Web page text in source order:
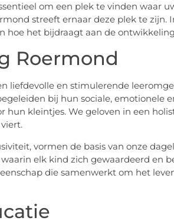
om een plek te vinden waar
streeft ernaar deze plek te zijn.
hoe het bijdraagt aan de
Roermond
liefdevolle en stimulerende
bij hun sociale, emotionele
kleintjes. We geloven in een
vormen de basis van onze
elk kind zich gewaardeerd en
die samenwerkt om het